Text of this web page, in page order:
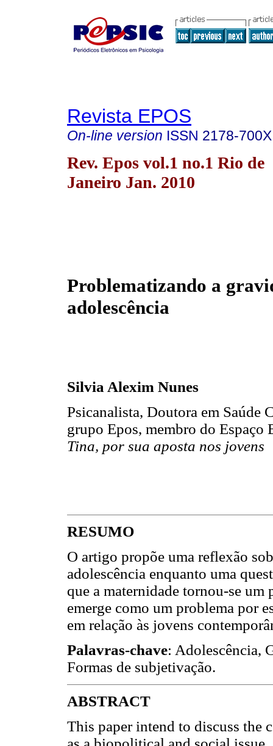
Revista EPOS
On-line version ISSN 2178-700X
Rev. Epos vol.1 no.1 Rio de
Janeiro Jan. 2010
Problematizando a
adolescência
Silvia Alexim Nunes
Psicanalista, Doutora em Saúde
grupo Epos, membro do
Tina, por sua aposta nos jovens
RESUMO
O artigo propõe uma reflexão
adolescência enquanto uma
que a maternidade tornou-se
emerge como um problema por
em relação às jovens
Palavras-chave: Adolescência,
Formas de subjetivação.
ABSTRACT
This paper intend to discuss the